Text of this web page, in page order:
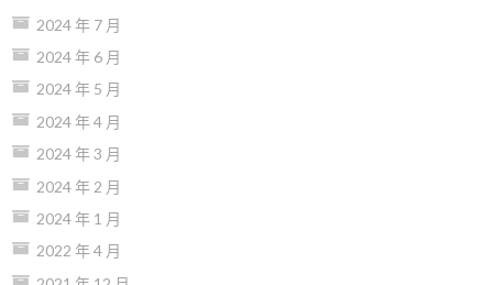
2024 年 7 月
2024 年 6 月
2024 年 5 月
2024 年 4 月
2024 年 3 月
2024 年 2 月
2024 年 1 月
2022 年 4 月